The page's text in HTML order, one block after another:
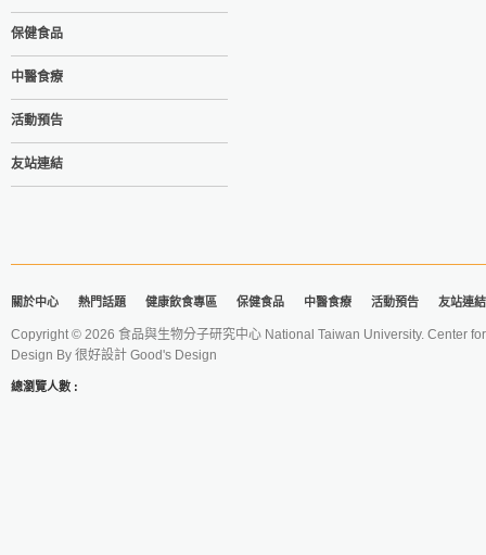
保健食品
中醫食療
活動預告
友站連結
關於中心 熱門話題 健康飲食專區 保健食品 中醫食療 活動預告 友站連結
Copyright © 2026 食品與生物分子研究中心 National Taiwan University. Center
Design By 很好設計 Good's Design
總瀏覽人數 :